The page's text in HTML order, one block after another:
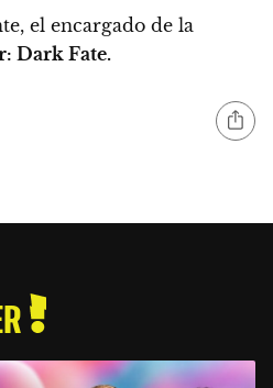
el encargado de la
Dark Fate.